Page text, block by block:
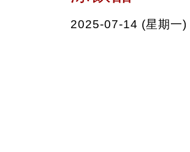
2025-07-14 (星期一)